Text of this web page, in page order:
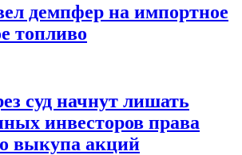
демпфер на импортное
топливо
суд начнут лишать
инвесторов права
выкупа акций